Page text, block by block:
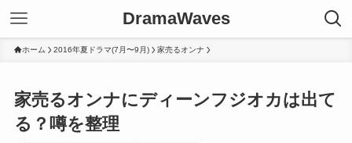
DramaWaves
ホーム 2016年夏ドラマ(7月〜9月) 家売るオンナ
家売るオンナにディーンフジオカは出て
る？噂を整理